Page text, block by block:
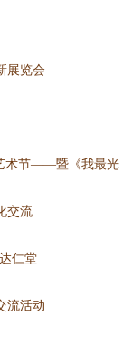
展览会
达仁堂应邀参加“金街记忆”首届金街文化艺术节——暨《我最光荣》微电影拍摄
交流
仁堂
流活动